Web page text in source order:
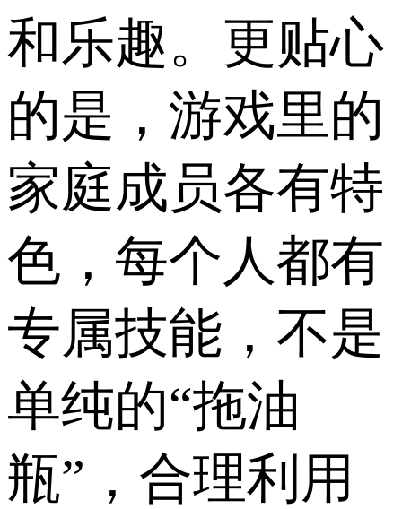
和乐趣。更贴心
的是，游戏里的
家庭成员各有特
色，每个人都有
专属技能，不是
单纯的“拖油
瓶”，合理利用